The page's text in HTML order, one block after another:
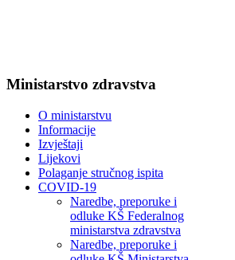
Ministarstvo zdravstva
O ministarstvu
Informacije
Izvještaji
Lijekovi
Polaganje stručnog ispita
COVID-19
Naredbe, preporuke i
odluke KŠ Federalnog
ministarstva zdravstva
Naredbe, preporuke i